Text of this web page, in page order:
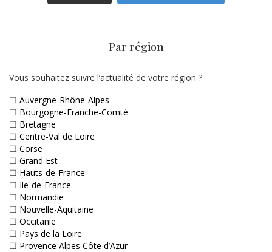
Par région
Vous souhaitez suivre l’actualité de votre région ?
☐ Auvergne-Rhône-Alpes
☐ Bourgogne-Franche-Comté
☐ Bretagne
☐ Centre-Val de Loire
☐ Corse
☐ Grand Est
☐ Hauts-de-France
☐ Ile-de-France
☐ Normandie
☐ Nouvelle-Aquitaine
☐ Occitanie
☐ Pays de la Loire
☐ Provence Alpes Côte d’Azur